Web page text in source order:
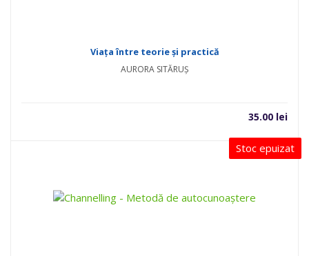
Viața între teorie și practică
AURORA SITĂRUȘ
35.00 lei
Stoc epuizat